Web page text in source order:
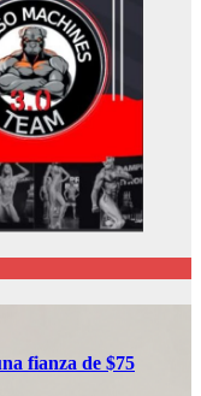
fianza de $75